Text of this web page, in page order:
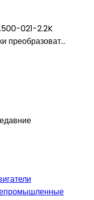
021-2.2K
преобразоват...